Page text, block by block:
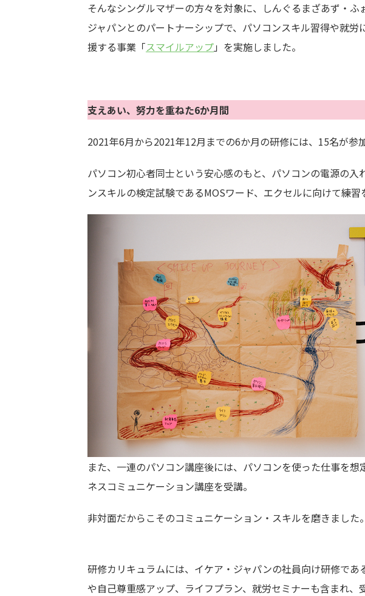
そんなシングルマザーの方々を対象に、しんぐるまざあず・ふ
ジャパンとのパートナーシップで、パソコンスキル習得や就労
援する事業「スマイルアップ」を実施しました。
支えあい、努力を重ねた6か月間
2021年6月から2021年12月までの6か月の研修には、15名が参加
パソコン初心者同士という安心感のもと、パソコンの電源の入
ンスキルの検定試験であるMOSワード、エクセルに向けて練習
また、一連のパソコン講座後には、パソコンを使った仕事を想
ネスコミュニケーション講座を受講。
非対面だからこそのコミュニケーション・スキルを磨きました。
研修カリキュラムには、イケア・ジャパンの社員向け研修であ
や自己尊重感アップ、ライフプラン、就労セミナーも含まれ、